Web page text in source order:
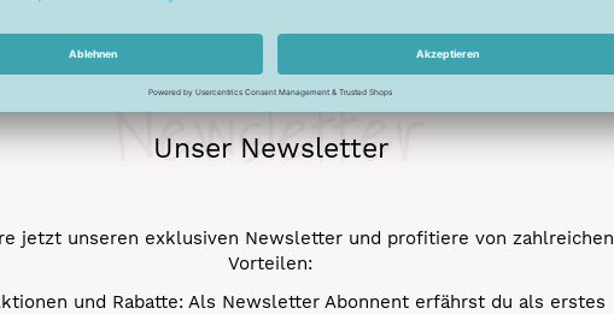
Unser Newsletter
Newsletter
jetzt unseren exklusiven Newsletter und profitiere von zahlreichen
Vorteilen:
und Rabatte: Als Newsletter Abonnent erfährst du als erstes